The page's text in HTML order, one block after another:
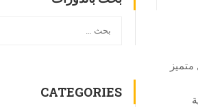
CATEGORIES